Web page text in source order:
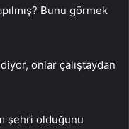
Bunu görmek
diyor, onlar çalıştaydan
şehri olduğunu